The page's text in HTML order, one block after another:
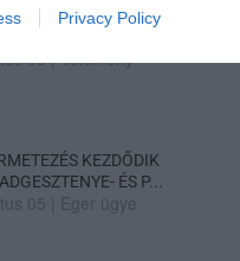
Privacy Policy
05|Vélemény
KEZDŐDIK
ÉS P...
05 Eger ügye